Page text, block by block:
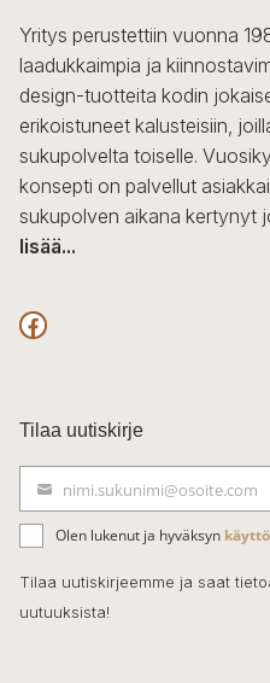
Yritys perustettiin vuonna
laadukkaimpia ja
design-tuotteita kodin
erikoistuneet kalusteisiin,
sukupolvelta toiselle.
konsepti on palvellut
sukupolven aikana kertynyt
lisää...
F
c
e
b
o
o
k
Tilaa uutiskirje
ä
h
k
nimi.sukunimi@osoite.com
Olen lukenut ja hyväksyn
Tilaa uutiskirjeemme ja saat
uutuuksista!